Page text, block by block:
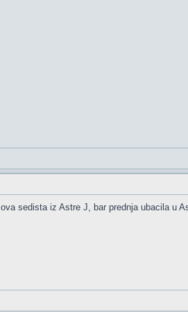
sedista iz Astre J, bar prednja ubacila u